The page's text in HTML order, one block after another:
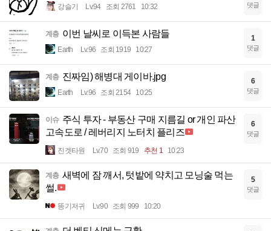
강슬기 Lv.94 조회 2761 10:32 댓글
계층 이번 날씨로 이득본 사람들
Earth Lv.96 조회 1919 10:27
1
댓글
계층 진짜임) 해병대 게이바.jpg
Earth Lv.96 조회 2154 10:25
6
댓글
이슈 주식 투자 - 부동산 구매 지름길 or 개인 파산
고속도로 / 레버리지 노터치 플리즈
진겟타원 Lv.70 조회 919 추천 1 10:23
6
댓글
계층 새벽에 잠 깨서, 텃밭에 약치고 모닝술 먹는
썰.
똥기저귀 Lv.90 조회 999 10:20
5
댓글